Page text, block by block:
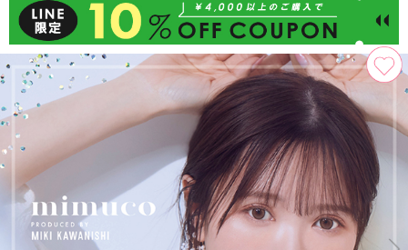
a
i
o
n